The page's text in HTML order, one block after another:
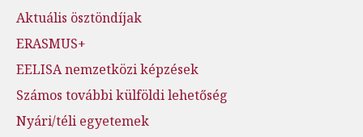
Aktuális ösztöndíjak
ERASMUS+
EELISA nemzetközi képzések
Számos további külföldi lehetőség
Nyári/téli egyetemek